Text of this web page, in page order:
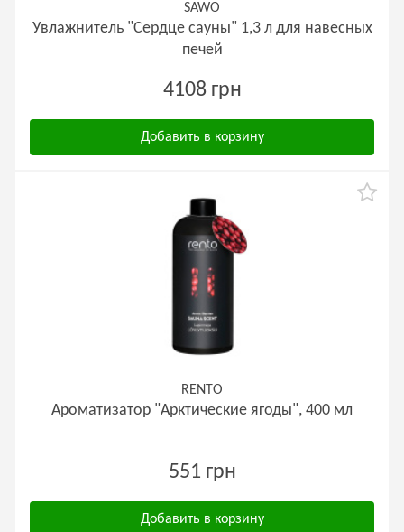
SAWO
Увлажнитель "Сердце сауны" 1,3 л для навесных
печей
4108 грн
Добавить в корзину
RENTO
Ароматизатор "Арктические ягоды", 400 мл
551 грн
Добавить в корзину